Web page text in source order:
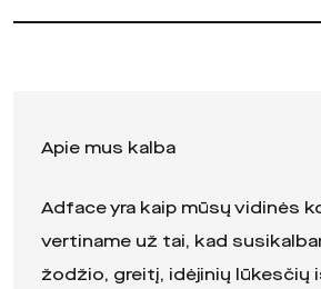
Apie mus kalba
Adface yra kaip mūsų vidinės
vertiname už tai, kad
žodžio, greitį, idėjinių lūkesčių